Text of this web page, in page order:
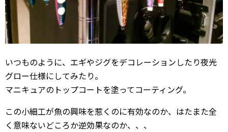
いつものように、エギやジグをデコレーションしたり夜光
グロー仕様にしてみたり。
マニキュアのトップコートを塗ってコーティング。
この小細工が魚の興味を惹くのに有効なのか、はたまた全
く意味ないどころか逆効果なのか、、、